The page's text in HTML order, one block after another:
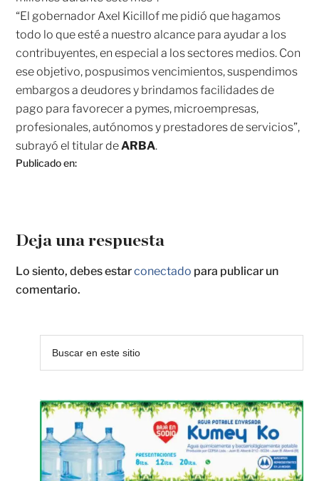
“El gobernador Axel Kicillof me pidió que hagamos
todo lo que esté a nuestro alcance para ayudar a los
contribuyentes, en especial a los sectores medios. Con
ese objetivo, pospusimos vencimientos, suspendimos
embargos a deudores y brindamos facilidades de
pago para favorecer a pymes, microempresas,
profesionales, autónomos y prestadores de servicios”,
subrayó el titular deARBA.
Publicado en:
Deja una respuesta
Lo siento, debes estarconectado para publicar un
comentario.